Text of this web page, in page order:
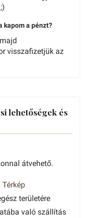
kapom a pénzt?
visszafizetjük az
lehetőségek és
átvehető.
Térkép
területére
való szállítás